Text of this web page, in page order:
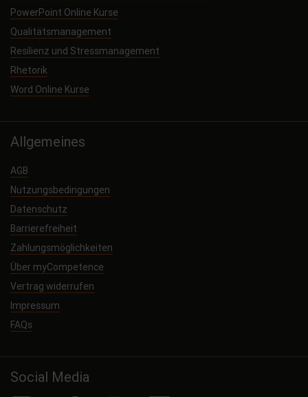
PowerPoint Online Kurse
Qualitätsmanagement
Resilienz und Stressmanagement
Rhetorik
Word Online Kurse
Allgemeines
AGB
Nutzungsbedingungen
Datenschutz
Barrierefreiheit
Zahlungsmöglichkeiten
Über myCompetence
Vertrag widerrufen
Impressum
FAQs
Social Media